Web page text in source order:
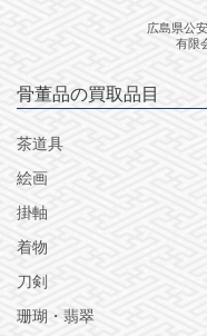
広島県公
有限
骨董品の買取品目
茶道具
絵画
掛軸
着物
刀剣
珊瑚・翡翠